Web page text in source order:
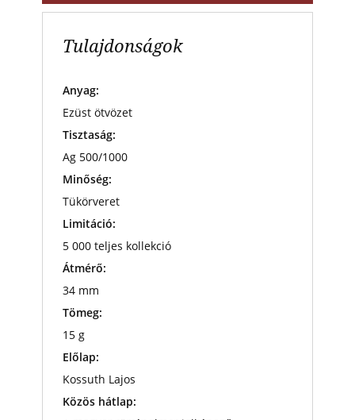
Tulajdonságok
Anyag:
Ezüst ötvözet
Tisztaság:
Ag 500/1000
Minőség:
Tükörveret
Limitáció:
5 000 teljes kollekció
Átmérő:
34 mm
Tömeg:
15 g
Előlap:
Kossuth Lajos
Közös hátlap: